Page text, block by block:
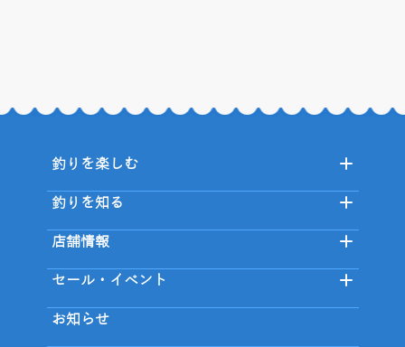
釣りを楽しむ
釣りを知る
店舗情報
セール・イベント
お知らせ